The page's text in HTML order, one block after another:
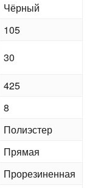
Чёрный
105
30
425
8
Полиэстер
Прямая
Прорезиненная